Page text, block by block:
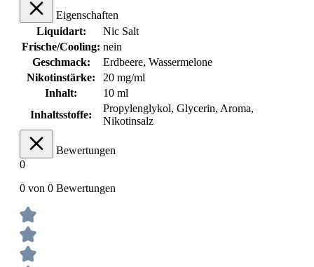
Eigenschaften
Liquidart:
Nic Salt
Frische/Cooling: nein
Geschmack:
Erdbeere, Wassermelone
Nikotinstärke:
20 mg/ml
Inhalt:
10 ml
Inhaltsstoffe:
Propylenglykol, Glycerin, Aroma,
Nikotinsalz
Bewertungen
0
0 von 0 Bewertungen